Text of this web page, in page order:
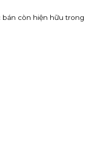
bán còn hiện hữu trong